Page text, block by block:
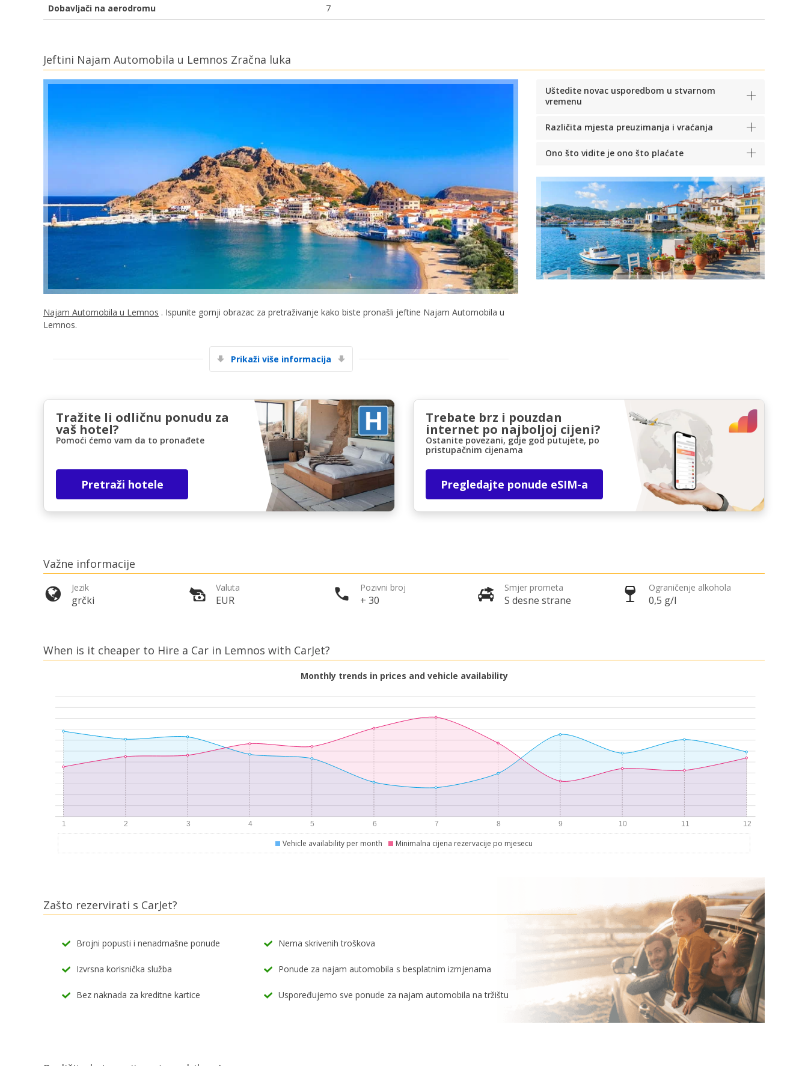
Posebni popusti
Prijava putem eLinka
Dobavljači na aerodromu
7
Jeftini Najam Automobila u Lemnos Zračna luka
Najam Automobila u Lemnos . Ispunite gornji obrazac za pretraživanje kako biste pronašli jeftine Najam Automobila u
Lemnos.
Prikaži više informacija
Uštedite novac usporedbom u stvarnom
vremenu
Različita mjesta preuzimanja i vraćanja
Ono što vidite je ono što plaćate
Tražite li odličnu ponudu za
vaš hotel?
Pomoći ćemo vam da to pronađete
Pretraži hotele
Trebate brz i pouzdan
internet po najboljoj cijeni?
Ostanite povezani, gdje god putujete, po
pristupačnim cijenama
Pregledajte ponude eSIM-a
Važne informacije
Jezik
grčki
Valuta
EUR
Pozivni broj
+ 30
Smjer prometa
S desne strane
Ograničenje alkohola
0,5 g/l
When is it cheaper to Hire a Car in Lemnos with CarJet?
Monthly trends in prices and vehicle availability
Vehicle availability per month Minimalna cijena rezervacije po mjesecu
Zašto rezervirati s CarJet?
Brojni popusti i nenadmašne ponude Nema skrivenih troškova
Izvrsna korisnička služba Ponude za najam automobila s besplatnim izmjenama
Bez naknada za kreditne kartice Uspoređujemo sve ponude za najam automobila na tržištu